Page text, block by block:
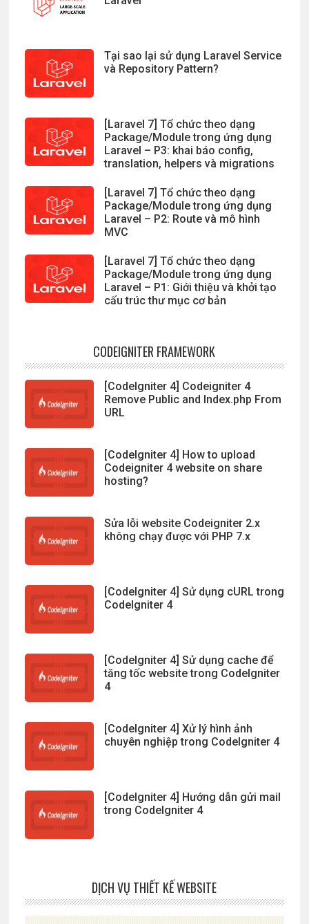
Tại sao lại sử dụng Laravel Service
và Repository Pattern?
[Laravel 7] Tổ chức theo dạng
Package/Module trong ứng dụng
Laravel – P3: khai báo config,
translation, helpers và migrations
[Laravel 7] Tổ chức theo dạng
Package/Module trong ứng dụng
Laravel – P2: Route và mô hình
MVC
[Laravel 7] Tổ chức theo dạng
Package/Module trong ứng dụng
Laravel – P1: Giới thiệu và khởi tạo
cấu trúc thư mục cơ bản
CODEIGNITER FRAMEWORK
[CodeIgniter 4] Codeigniter 4
Remove Public and Index.php From
URL
[CodeIgniter 4] How to upload
Codeigniter 4 website on share
hosting?
Sửa lỗi website Codeigniter 2.x
không chạy được với PHP 7.x
[CodeIgniter 4] Sử dụng cURL trong
CodeIgniter 4
[CodeIgniter 4] Sử dụng cache để
tăng tốc website trong CodeIgniter
4
[CodeIgniter 4] Xử lý hình ảnh
chuyên nghiệp trong CodeIgniter 4
[CodeIgniter 4] Hướng dẫn gửi mail
trong CodeIgniter 4
DỊCH VỤ THIẾT KẾ WEBSITE